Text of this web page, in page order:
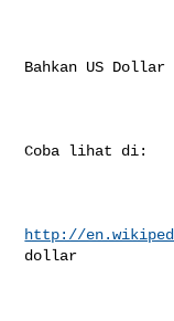
Bahkan US Dollar
Coba lihat di:
http://
dollar